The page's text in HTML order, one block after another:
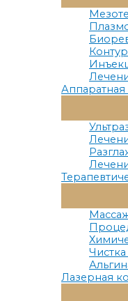
Аппаратная
Лазерная